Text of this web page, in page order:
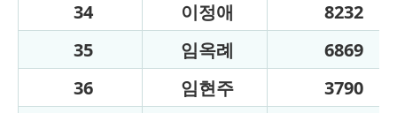
34
이정애
8232
35
임옥례
6869
36
임현주
3790